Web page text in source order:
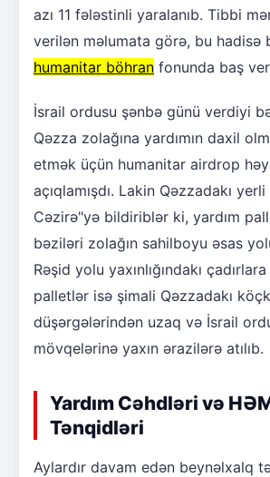
azı 11 fələstinli yaralanıb. Tibbi
verilən məlumata görə, bu hadisə
humanitar böhran fonunda baş
İsrail ordusu şənbə günü verdiyi
Qəzza zolağına yardımın daxil
etmək üçün humanitar airdrop
açıqlamışdı. Lakin Qəzzadakı
Cəzirə"yə bildiriblər ki, yardım
bəziləri zolağın sahilboyu əsas
Rəşid yolu yaxınlığındakı
palletlər isə şimali Qəzzadakı
düşərgələrindən uzaq və İsrail
mövqelərinə yaxın ərazilərə atılıb.
Yardım Cəhdləri və
Tənqidləri
Aylardır davam edən beynəlxalq